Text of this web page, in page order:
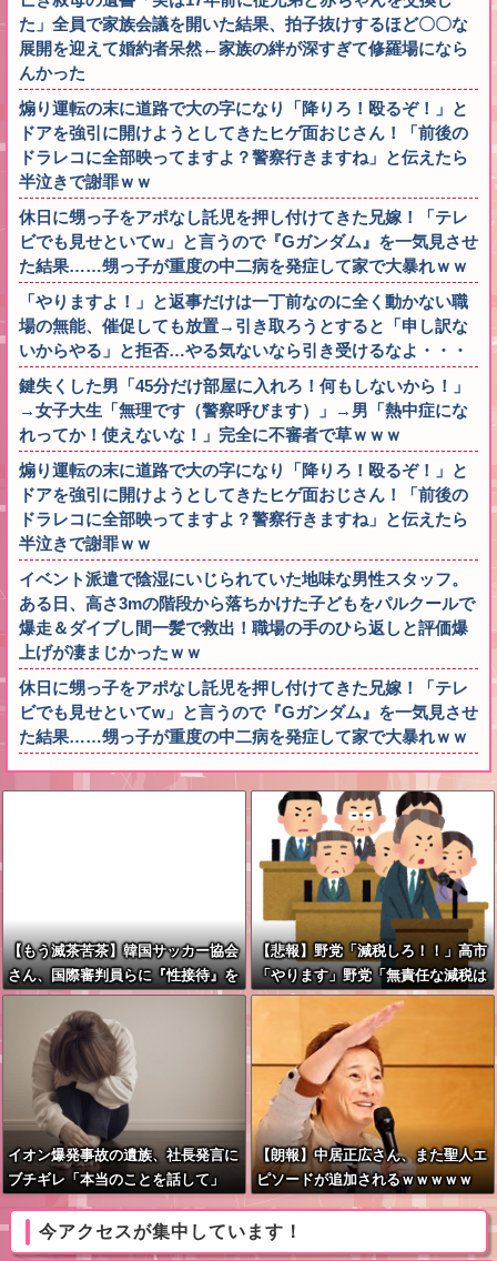
た」全員で家族会議を開いた結果、拍子抜けするほど〇〇な
展開を迎えて婚約者呆然←家族の絆が深すぎて修羅場になら
んかった
煽り運転の末に道路で大の字になり「降りろ！殴るぞ！」と
ドアを強引に開けようとしてきたヒゲ面おじさん！「前後の
ドラレコに全部映ってますよ？警察行きますね」と伝えたら
半泣きで謝罪ｗｗ
休日に甥っ子をアポなし託児を押し付けてきた兄嫁！「テレ
ビでも見せといてw」と言うので『Gガンダム』を一気見させ
た結果……甥っ子が重度の中二病を発症して家で大暴れｗｗ
「やりますよ！」と返事だけは一丁前なのに全く動かない職
場の無能、催促しても放置→引き取ろうとすると「申し訳な
いからやる」と拒否…やる気ないなら引き受けるなよ・・・
鍵失くした男「45分だけ部屋に入れろ！何もしないから！」
→女子大生「無理です（警察呼びます）」→男「熱中症にな
れってか！使えないな！」完全に不審者で草ｗｗｗ
煽り運転の末に道路で大の字になり「降りろ！殴るぞ！」と
ドアを強引に開けようとしてきたヒゲ面おじさん！「前後の
ドラレコに全部映ってますよ？警察行きますね」と伝えたら
半泣きで謝罪ｗｗ
イベント派遣で陰湿にいじられていた地味な男性スタッフ。
ある日、高さ3mの階段から落ちかけた子どもをパルクールで
爆走＆ダイブし間一髪で救出！職場の手のひら返しと評価爆
上げが凄まじかったｗｗ
休日に甥っ子をアポなし託児を押し付けてきた兄嫁！「テレ
ビでも見せといてw」と言うので『Gガンダム』を一気見させ
た結果……甥っ子が重度の中二病を発症して家で大暴れｗｗ
【もう滅茶苦茶】韓国サッカー協会
さん、国際審判員らに『性接待』を
していたことが判明 2011～12年に
かけて 日本審判も対象との指摘も
【悲報】野党「減税しろ！！」高市
「やります」野党「無責任な減税は
やめろ！財源はどうする????」
イオン爆発事故の遺族、社長発言に
ブチギレ「本当のことを話して」
【朗報】中居正広さん、また聖人エ
ピソードが追加されるｗｗｗｗｗ
今アクセスが集中しています！